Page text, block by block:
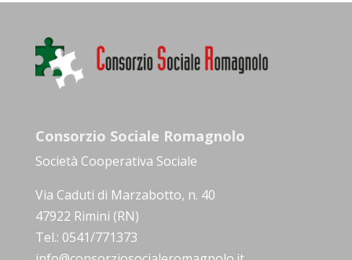
Consorzio Sociale Romagnolo
Società Cooperativa Sociale
Via Caduti di Marzabotto, n. 40
47922 Rimini (RN)
Tel.: 0541/771373